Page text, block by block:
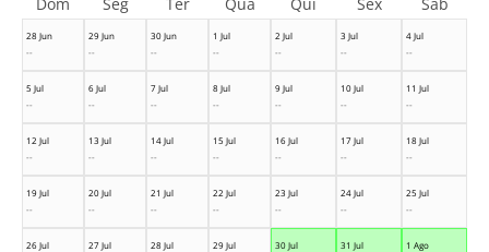
28 Jun
--
29 Jun
--
30 Jun
--
1 Jul
--
2 Jul
--
3 Jul
--
4 Jul
--
5 Jul
--
6 Jul
--
7 Jul
--
8 Jul
--
9 Jul
--
10 Jul
--
11 Jul
--
12 Jul
--
13 Jul
--
14 Jul
--
15 Jul
--
16 Jul
--
17 Jul
--
18 Jul
--
19 Jul
--
20 Jul
--
21 Jul
--
22 Jul
--
23 Jul
--
24 Jul
--
25 Jul
--
26 Jul
27 Jul
28 Jul
29 Jul
30 Jul
31 Jul
1 Ago